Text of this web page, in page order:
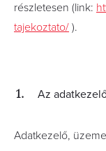
részletesen (link:
tajekoztato/ ).
Az
Adatkezelő,